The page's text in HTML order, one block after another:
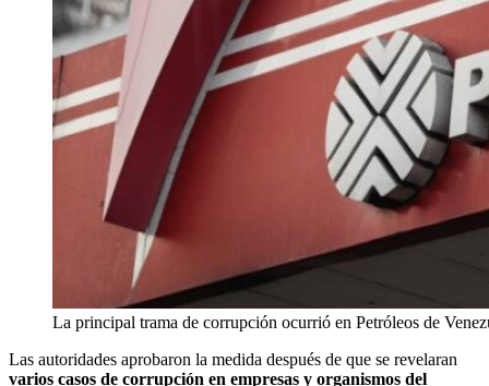
La principal trama de corrupción ocurrió en Petróleos de
Las autoridades aprobaron la medida después de que se revelaran
varios casos de corrupción en empresas y organismos del